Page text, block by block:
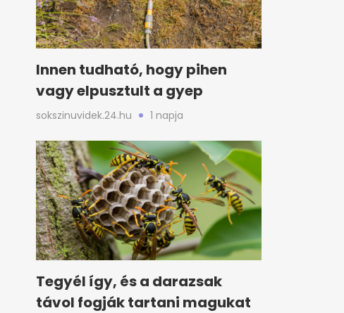
Innen tudható, hogy pihen
vagy elpusztult a gyep
sokszinuvidek.24.hu 1 napja
Tegyél így, és a darazsak
távol fogják tartani magukat